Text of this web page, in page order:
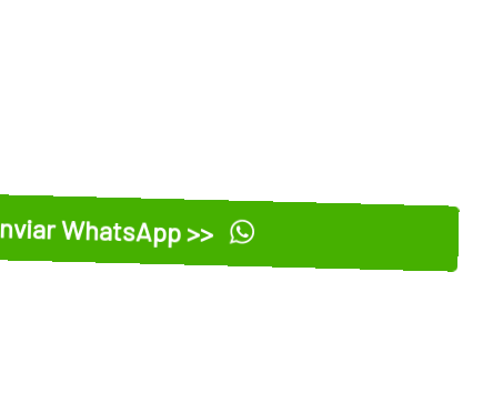
WhatsApp >>